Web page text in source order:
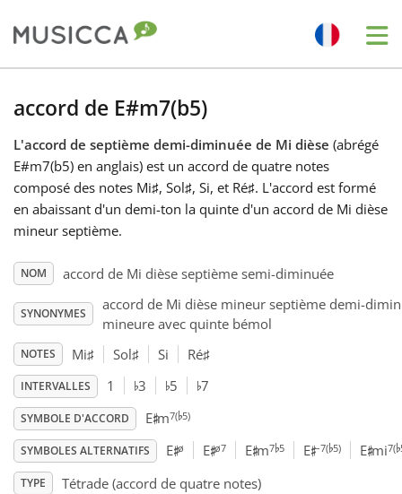
Български
Dansk
English
Español
Français
accord de E#m7(b5)
L'accord de septième demi-diminuée de Mi dièse (abrégé
E#m7(b5) en anglais) est un accord de quatre notes
composé des notes Mi♯, Sol♯, Si, et Ré♯. L'accord est formé
en abaissant d'un demi-ton la quinte d'un accord de Mi dièse
mineur septième.
NOM accord de Mi dièse septième semi-diminuée
SYNONYMES
accord de Mi dièse mineur septième demi-
mineure avec quinte bémol
NOTES Mi♯ Sol♯ Si Ré♯
INTERVALLES 1 ♭3 ♭5 ♭7
SYMBOLE D'ACCORD E♯m7(♭5)
SYMBOLES ALTERNATIFS E♯ø E♯ø7 E♯m7♭5 E♯–7(♭5) E♯mi7(♭
TYPE Tétrade (accord de quatre notes)